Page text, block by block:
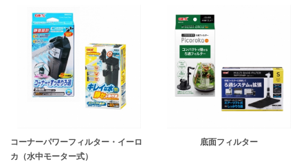
コーナーパワーフィルター・イーロ
カ（水中モーター式）
底面フィルター